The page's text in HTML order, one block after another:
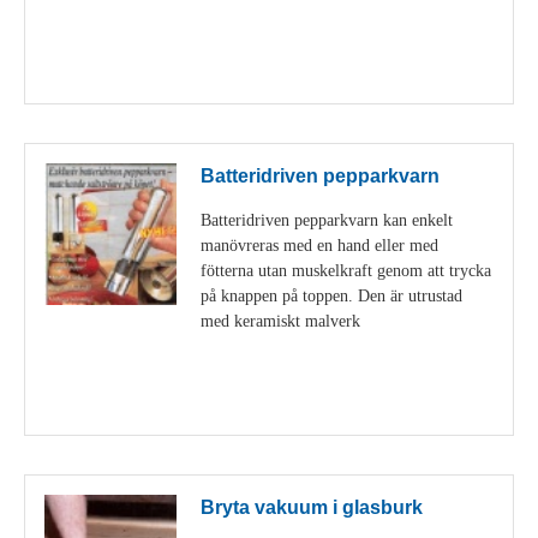
Batteridriven pepparkvarn
Batteridriven pepparkvarn kan enkelt
manövreras med en hand eller med
fötterna utan muskelkraft genom att trycka
på knappen på toppen. Den är utrustad
med keramiskt malverk
Bryta vakuum i glasburk